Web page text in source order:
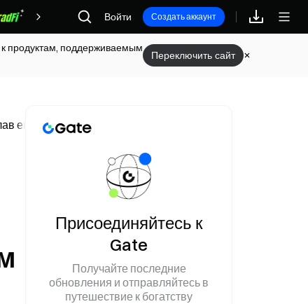
Награды
Войти Создать аккаунт
продуктам, поддерживаемым
Переключить сайт
его первым в мире триллионером
Присоединяйтесь к
Gate
Получайте последние
обновления и отправляйтесь в
путешествие к богатству